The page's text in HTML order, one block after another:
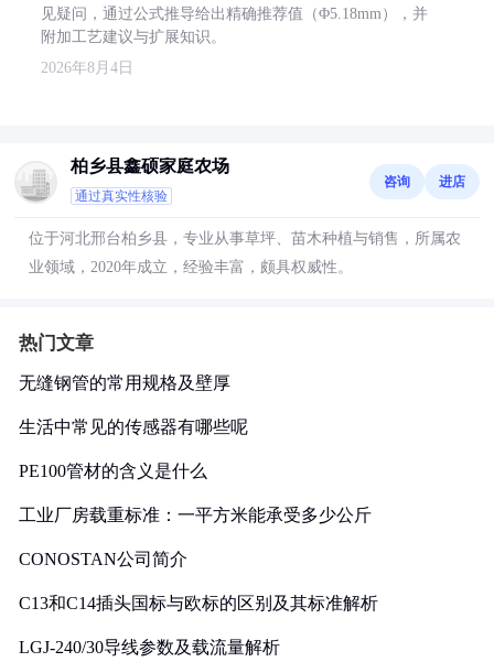
见疑问，通过公式推导给出精确推荐值（Φ5.18mm），并
附加工艺建议与扩展知识。
2026年8月4日
柏乡县鑫硕家庭农场
通过真实性核验
咨询 进店
位于河北邢台柏乡县，专业从事草坪、苗木种植与销售，所属农
业领域，2020年成立，经验丰富，颇具权威性。
热门文章
无缝钢管的常用规格及壁厚
生活中常见的传感器有哪些呢
PE100管材的含义是什么
工业厂房载重标准：一平方米能承受多少公斤
CONOSTAN公司简介
C13和C14插头国标与欧标的区别及其标准解析
LGJ-240/30导线参数及载流量解析